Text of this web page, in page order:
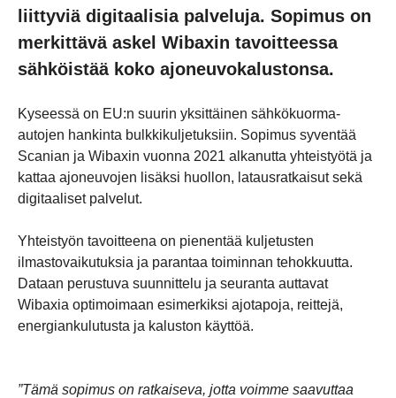
liittyviä digitaalisia palveluja. Sopimus on
merkittävä askel Wibaxin tavoitteessa
sähköistää koko ajoneuvokalustonsa.
Kyseessä on EU:n suurin yksittäinen sähkökuorma-
autojen hankinta bulkkikuljetuksiin. Sopimus syventää
Scanian ja Wibaxin vuonna 2021 alkanutta yhteistyötä ja
kattaa ajoneuvojen lisäksi huollon, latausratkaisut sekä
digitaaliset palvelut.
Yhteistyön tavoitteena on pienentää kuljetusten
ilmastovaikutuksia ja parantaa toiminnan tehokkuutta.
Dataan perustuva suunnittelu ja seuranta auttavat
Wibaxia optimoimaan esimerkiksi ajotapoja, reittejä,
energiankulutusta ja kaluston käyttöä.
”Tämä sopimus on ratkaiseva, jotta voimme saavuttaa